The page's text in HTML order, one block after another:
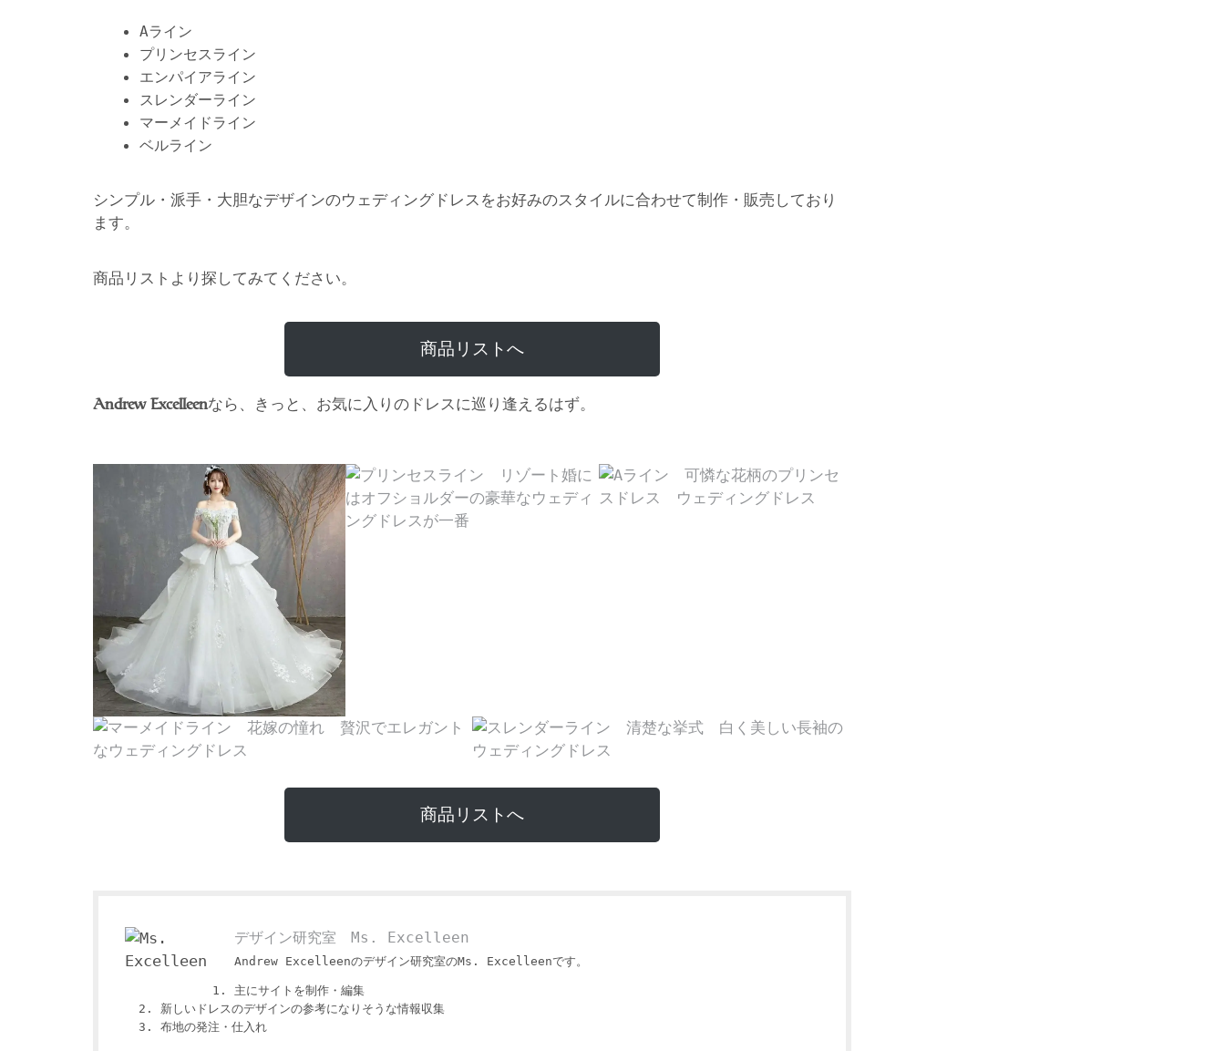
Aライン
プリンセスライン
エンパイアライン
スレンダーライン
マーメイドライン
ベルライン
シンプル・派手・大胆なデザインのウェディングドレスをお好みのスタイルに合わせて制作・販売しており
ます。
商品リストより探してみてください。
商品リストへ
Andrew Excelleenなら、きっと、お気に入りのドレスに巡り逢えるはず。
商品リストへ
デザイン研究室 Ms. Excelleen
Andrew Excelleenのデザイン研究室のMs. Excelleenです。
主にサイトを制作・編集
新しいドレスのデザインの参考になりそうな情報収集
布地の発注・仕入れ